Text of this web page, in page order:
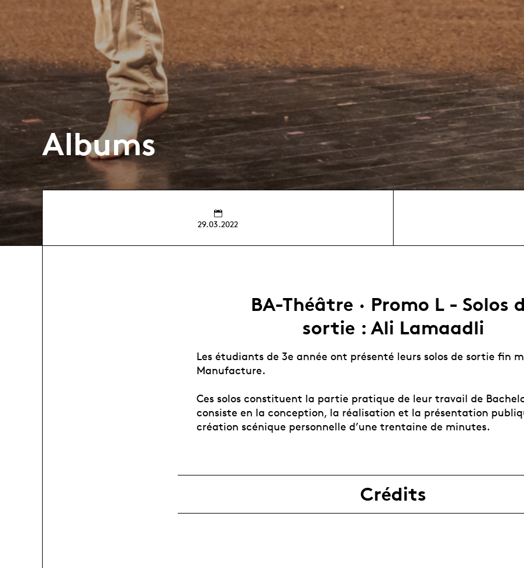
Albums
29.03.2022
BA-Théâtre · Promo L - Solos
sortie : Ali Lamaadli
Les étudiants de 3e année ont présenté leurs solos de sortie fin
Manufacture.
Ces solos constituent la partie pratique de leur travail de
consiste en la conception, la réalisation et la présentation
création scénique personnelle d’une trentaine de minutes.
Crédits